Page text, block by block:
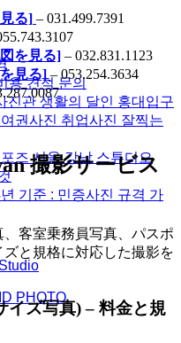
용 견적 문의
진관 생활의 달인 홍대입구
권사진 취업사진 잘찍는
즈 서울 강남 스튜디오
기준 : 민증사진 규격 가
PHOTO
る] – 031.499.7391
を見る] – 032.831.1123
見る] – 053.254.3634
撮影サービス
客室乗務員写真、パスポ
と規格に対応した撮影を
イズ写真) – 料金と規